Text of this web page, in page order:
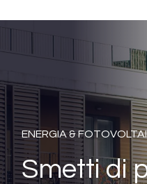
ENERGIA &
Smetti di